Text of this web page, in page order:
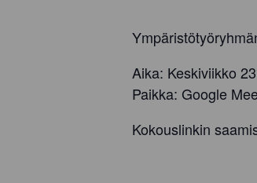
Aika: Keskiviikko
Paikka: Google
Kokouslinkin